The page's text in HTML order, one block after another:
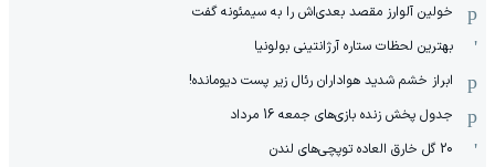
خولین آلوارز مقصد بعدی‌اش را به سیمئونه گفت
بهترین لحظات ستاره آرژانتینی بولونیا
ابراز خشم شدید هواداران رئال زیر پست دیومانده!
جدول پخش زنده بازی‌های جمعه 16 مرداد
20 گل خارق العاده توپچی‌های لندن